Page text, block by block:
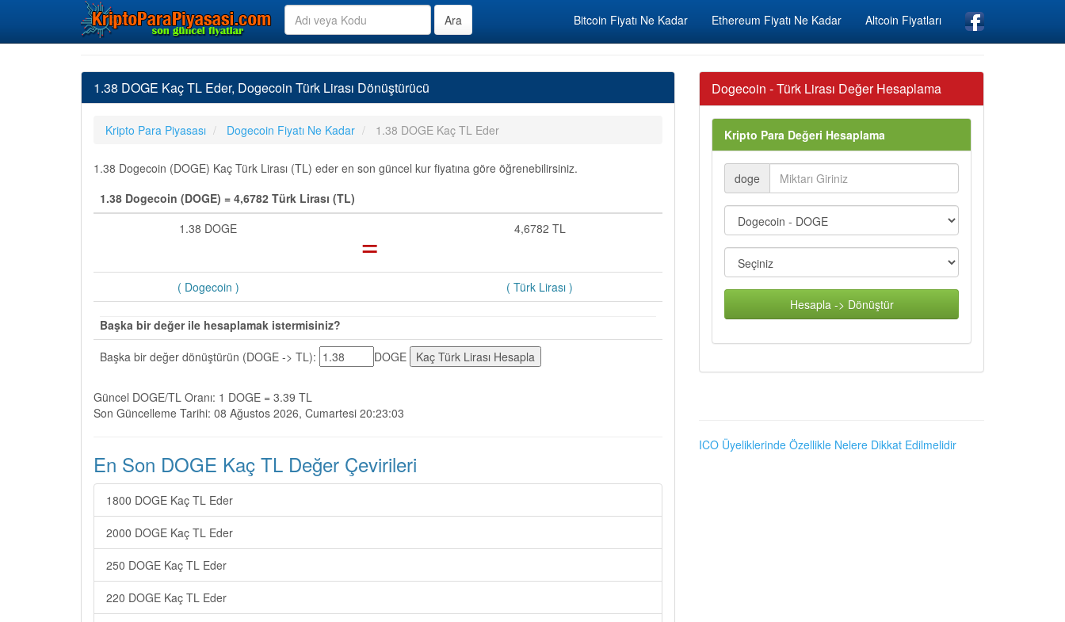
Bitcoin Fiyatı Ne Kadar Ethereum Fiyatı Ne Kadar Altcoin Fiyatları
1.38 DOGE Kaç TL Eder, Dogecoin Türk Lirası Dönüştürücü
Kripto Para Piyasası Dogecoin Fiyatı Ne Kadar 1.38 DOGE Kaç TL Eder
1.38 Dogecoin (DOGE) Kaç Türk Lirası (TL) eder en son güncel kur fiyatına göre öğrenebilirsiniz.
1.38 Dogecoin (DOGE) = 4,6782 Türk Lirası (TL)
1.38 DOGE
= 4,6782 TL
( Dogecoin ) ( Türk Lirası )
Başka bir değer ile hesaplamak istermisiniz?
Başka bir değer dönüştürün (DOGE -> TL):
DOGE
Güncel DOGE/TL Oranı: 1 DOGE = 3.39 TL
Son Güncelleme Tarihi: 08 Ağustos 2026, Cumartesi 20:23:03
En Son DOGE Kaç TL Değer Çevirileri
1800 DOGE Kaç TL Eder
2000 DOGE Kaç TL Eder
250 DOGE Kaç TL Eder
220 DOGE Kaç TL Eder
Dogecoin - Türk Lirası Değer Hesaplama
Kripto Para Değeri Hesaplama
doge
Hesapla -> Dönüştür
ICO Üyeliklerinde Özellikle Nelere Dikkat Edilmelidir